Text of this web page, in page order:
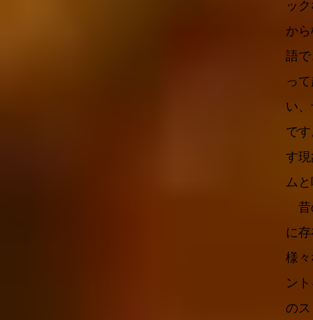
ッ
か
語
っ
い
で
す
ム
昔
に
様
ン
の